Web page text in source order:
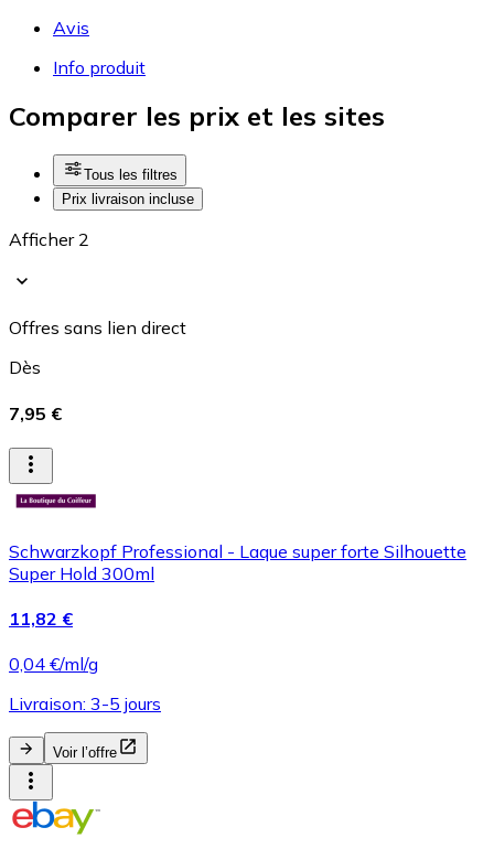
Avis
Info produit
Comparer les prix et les sites
Tous les filtres
Prix livraison incluse
Afficher 2
Offres sans lien direct
Dès
7,95 €
Schwarzkopf Professional - Laque super forte Silhouette
Super Hold 300ml
11,82 €
0,04 €/ml/g
Livraison: 3-5 jours
Voir l’offre